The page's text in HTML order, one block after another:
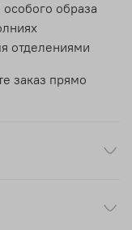
образа
отделениями
заказ прямо